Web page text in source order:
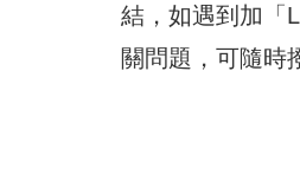
結，如遇到加「
關問題，可隨時